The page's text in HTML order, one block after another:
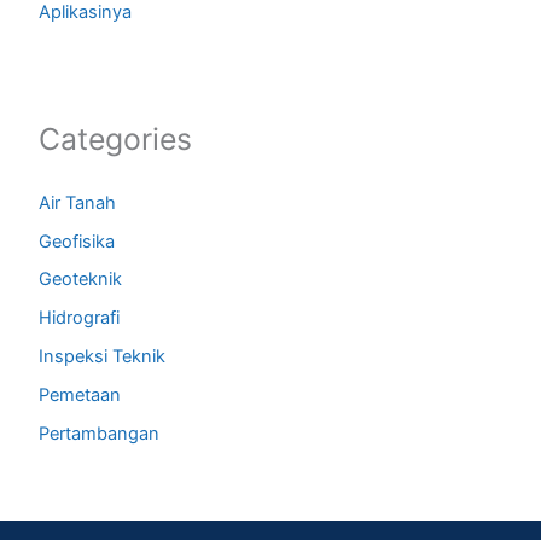
Aplikasinya
Categories
Air Tanah
Geofisika
Geoteknik
Hidrografi
Inspeksi Teknik
Pemetaan
Pertambangan